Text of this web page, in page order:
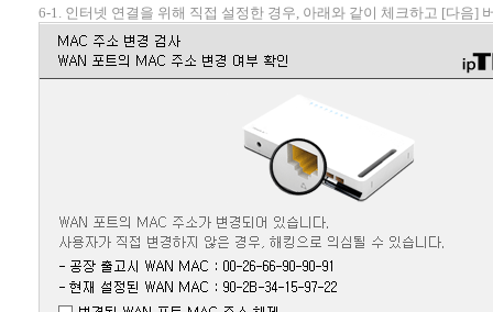
6-1. 인터넷 연결을 위해 직접 설정한 경우, 아래와 같이 체크하고 [다음]